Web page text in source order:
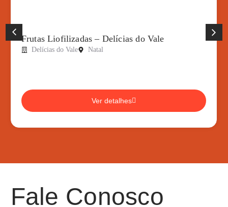
Frutas Liofilizadas – Delícias do Vale
Delícias do Vale Natal
Ver detalhes
Fale Conosco